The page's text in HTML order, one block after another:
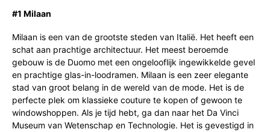
#1 Milaan
Milaan is een van de grootste steden van Italië. Het heeft een
schat aan prachtige architectuur. Het meest beroemde
gebouw is de Duomo met een ongelooflijk ingewikkelde gevel
en prachtige glas-in-loodramen. Milaan is een zeer elegante
stad van groot belang in de wereld van de mode. Het is de
perfecte plek om klassieke couture te kopen of gewoon te
windowshoppen. Als je tijd hebt, ga dan naar het Da Vinci
Museum van Wetenschap en Technologie. Het is gevestigd in